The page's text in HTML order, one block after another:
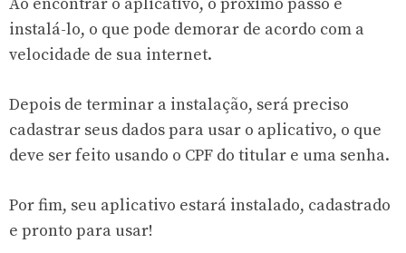
Ao encontrar o aplicativo, o próximo passo é
instalá-lo, o que pode demorar de acordo com a
velocidade de sua internet.
Depois de terminar a instalação, será preciso
cadastrar seus dados para usar o aplicativo, o que
deve ser feito usando o CPF do titular e uma senha.
Por fim, seu aplicativo estará instalado, cadastrado
e pronto para usar!